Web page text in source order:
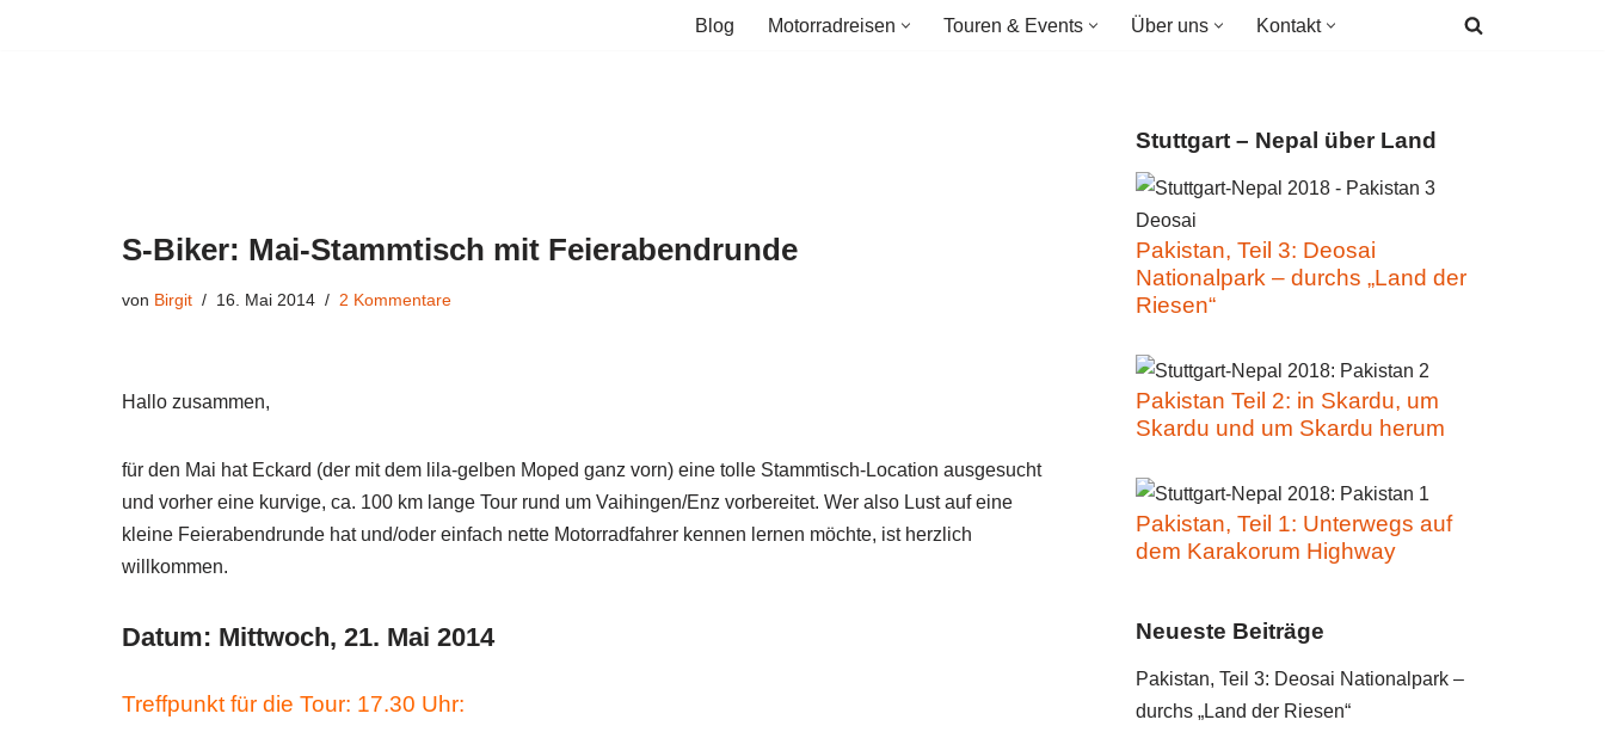
Blog Motorradreisen Touren & Events Über uns Kontakt
S-Biker: Mai-Stammtisch mit Feierabendrunde
von Birgit 16. Mai 2014 2 Kommentare
Hallo zusammen,
für den Mai hat Eckard (der mit dem lila-gelben Moped ganz vorn) eine tolle Stammtisch-Location ausgesucht
und vorher eine kurvige, ca. 100 km lange Tour rund um Vaihingen/Enz vorbereitet. Wer also Lust auf eine
kleine Feierabendrunde hat und/oder einfach nette Motorradfahrer kennen lernen möchte, ist herzlich
willkommen.
Datum: Mittwoch, 21. Mai 2014
Treffpunkt für die Tour: 17.30 Uhr:
Stuttgart – Nepal über Land
Pakistan, Teil 3: Deosai
Nationalpark – durchs „Land der
Riesen“
Pakistan Teil 2: in Skardu, um
Skardu und um Skardu herum
Pakistan, Teil 1: Unterwegs auf
dem Karakorum Highway
Neueste Beiträge
Pakistan, Teil 3: Deosai Nationalpark –
durchs „Land der Riesen“